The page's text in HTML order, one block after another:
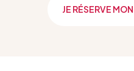
JE RÉSERVE